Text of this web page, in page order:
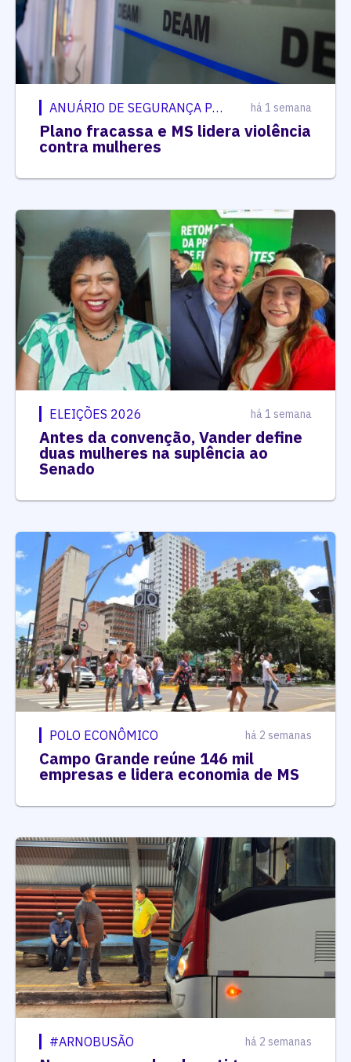
ANUÁRIO DE SEGURANÇA PÚBLICA há 1 semana
Plano fracassa e MS lidera violência
contra mulheres
ELEIÇÕES 2026 há 1 semana
Antes da convenção, Vander define
duas mulheres na suplência ao
Senado
POLO ECONÔMICO há 2 semanas
Campo Grande reúne 146 mil
empresas e lidera economia de MS
#ARNOBUSÃO há 2 semanas